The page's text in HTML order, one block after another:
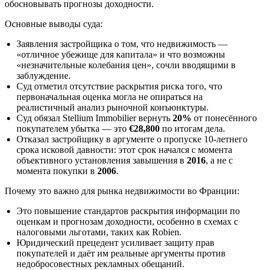
обосновывать прогнозы доходности.
Основные выводы суда:
Заявления застройщика о том, что недвижимость —
«отличное убежище для капитала» и что возможны
«незначительные колебания цен», сочли вводящими в
заблуждение.
Суд отметил отсутствие раскрытия риска того, что
первоначальная оценка могла не опираться на
реалистичный анализ рыночной конъюнктуры.
Суд обязал Stellium Immobilier вернуть 20% от понесённого
покупателем убытка — это €28,800 по итогам дела.
Отказал застройщику в аргументе о пропуске 10-летнего
срока исковой давности: этот срок начался с момента
объективного установления завышения в 2016, а не с
момента покупки в 2006.
Почему это важно для рынка недвижимости во Франции:
Это повышение стандартов раскрытия информации по
оценкам и прогнозам доходности, особенно в схемах с
налоговыми льготами, таких как Robien.
Юридический прецедент усиливает защиту прав
покупателей и даёт им реальные аргументы против
недобросовестных рекламных обещаний.